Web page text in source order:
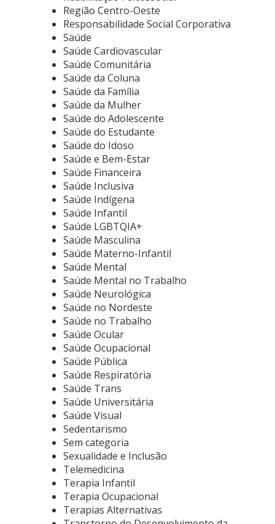
Região Centro-Oeste
Responsabilidade Social Corporativa
Saúde
Saúde Cardiovascular
Saúde Comunitária
Saúde da Coluna
Saúde da Família
Saúde da Mulher
Saúde do Adolescente
Saúde do Estudante
Saúde do Idoso
Saúde e Bem-Estar
Saúde Financeira
Saúde Inclusiva
Saúde Indígena
Saúde Infantil
Saúde LGBTQIA+
Saúde Masculina
Saúde Materno-Infantil
Saúde Mental
Saúde Mental no Trabalho
Saúde Neurológica
Saúde no Nordeste
Saúde no Trabalho
Saúde Ocular
Saúde Ocupacional
Saúde Pública
Saúde Respiratória
Saúde Trans
Saúde Universitária
Saúde Visual
Sedentarismo
Sem categoria
Sexualidade e Inclusão
Telemedicina
Terapia Infantil
Terapia Ocupacional
Terapias Alternativas